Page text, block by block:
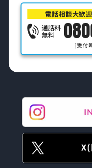
電話相談大歓
通話料
無料
[受付